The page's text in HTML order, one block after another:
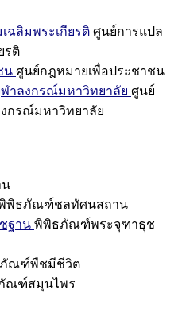
ฉลิมพระเกียรติ ศูนย์การแปล
รติ
น ศูนย์กฎหมายเพื่อประชาชน
าลงกรณ์มหาวิทยาลัย ศูนย์
กรณ์มหาวิทยาลัย
น
พิธภัณฑ์ชลทัศนสถาน
ฐาน พิพิธภัณฑ์พระจุฑาธุช
ณฑ์พืชมีชีวิต
ณฑ์สมุนไพร